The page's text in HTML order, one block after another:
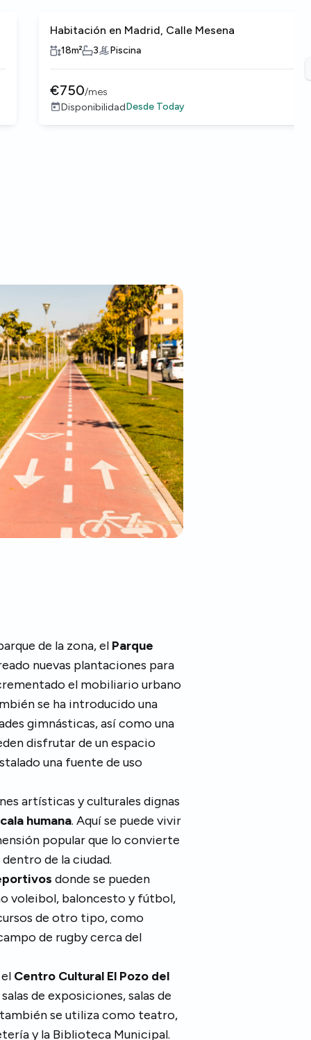
Habitación en Madrid, Calle Mesena
18m² 3 Piscina
€750/mes
DisponibilidadDesde Today
de la zona, el Parque
nuevas plantaciones para
el mobiliario urbano
se ha introducido una
gimnásticas, así como una
disfrutar de un espacio
una fuente de uso
artísticas y culturales dignas
humana. Aquí se puede vivir
popular que lo convierte
de la ciudad.
donde se pueden
voleibol, baloncesto y fútbol,
de otro tipo, como
de rugby cerca del
Centro Cultural El Pozo del
de exposiciones, salas de
se utiliza como teatro,
y la Biblioteca Municipal.